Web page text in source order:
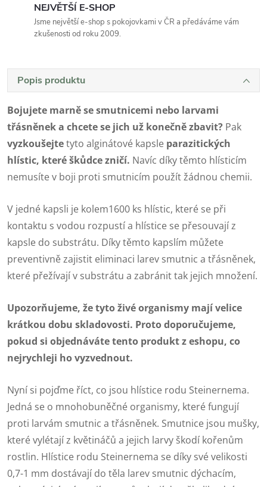
NEJVĚTŠÍ E-SHOP
Jsme největší e-shop s pokojovkami v ČR a předáváme vám
zkušenosti od roku 2009.
Popis produktu
Bojujete marně se smutnicemi nebo larvami
třásněnek a chcete se jich už konečně zbavit? Pak
vyzkoušejtetyto alginátové kapsle parazitických
hlístic, které škůdce zničí. Navíc díky těmto hlísticím
nemusíte v boji proti smutnicím použít žádnou chemii.
V jedné kapsli je kolem1600 ks hlístic, které se při
kontaktu s vodou rozpustí a hlístice se přesouvají z
kapsle do substrátu. Díky těmto kapslím můžete
preventivně zajistit eliminaci larev smutnic a třásněnek,
které přežívají v substrátu a zabránit tak jejich množení.
Upozorňujeme, že tyto živé organismy mají velice
krátkou dobu skladovosti. Proto doporučujeme,
pokud si objednáváte tento produkt z eshopu, co
nejrychleji ho vyzvednout.
Nyní si pojďme říct, co jsou hlístice rodu Steinernema.
Jedná se o mnohobuněčné organismy, které fungují
proti larvám smutnic a třásněnek. Smutnice jsou mušky,
které vylétají z květináčů a jejich larvy škodí kořenům
rostlin. Hlístice rodu Steinernema se díky své velikosti
0,7-1 mm dostávají do těla larev smutnic dýchacím,